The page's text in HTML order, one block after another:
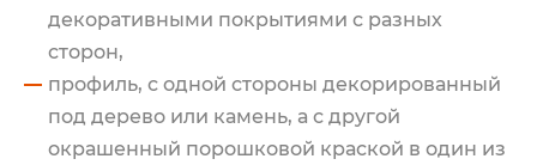
декоративными покрытиями с разных
сторон,
профиль, с одной стороны декорированный
под дерево или камень, а с другой
окрашенный порошковой краской в один из